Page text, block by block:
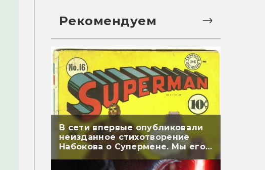
Рекомендуем
В сети впервые опубликовали
неизданное стихотворение
Набокова о Супермене. Мы его
перевели